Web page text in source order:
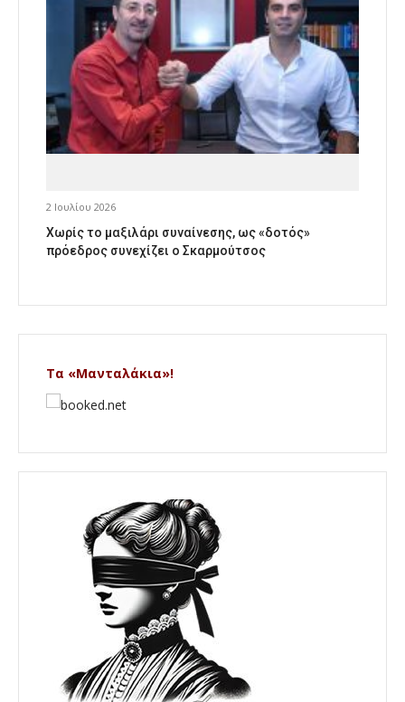
2 Ιουλίου 2026
Χωρίς το μαξιλάρι συναίνεσης, ως «δοτός»
πρόεδρος συνεχίζει ο Σκαρμούτσος
Τα «Μανταλάκια»!